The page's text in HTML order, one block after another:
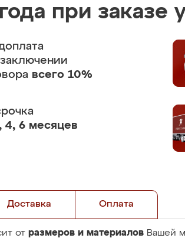
при заказе
всего 10%
4, 6 месяцев
Доставка Оплата
от размеров и материалов Вашей